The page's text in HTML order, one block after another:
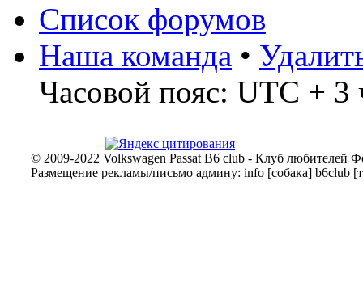
Список форумов
Наша команда •
Часовой пояс: UTC + 3
© 2009-2022 Volkswagen Passat B6 club - Клуб любителей
Размещение рекламы/письмо админу: info [собака] b6club